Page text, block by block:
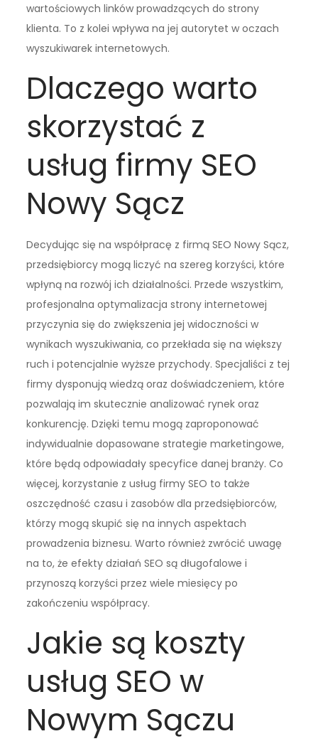
wartościowych linków prowadzących do strony
klienta. To z kolei wpływa na jej autorytet w oczach
wyszukiwarek internetowych.
Dlaczego warto
skorzystać z
usług firmy SEO
Nowy Sącz
Decydując się na współpracę z firmą SEO Nowy Sącz,
przedsiębiorcy mogą liczyć na szereg korzyści, które
wpłyną na rozwój ich działalności. Przede wszystkim,
profesjonalna optymalizacja strony internetowej
przyczynia się do zwiększenia jej widoczności w
wynikach wyszukiwania, co przekłada się na większy
ruch i potencjalnie wyższe przychody. Specjaliści z tej
firmy dysponują wiedzą oraz doświadczeniem, które
pozwalają im skutecznie analizować rynek oraz
konkurencję. Dzięki temu mogą zaproponować
indywidualnie dopasowane strategie marketingowe,
które będą odpowiadały specyfice danej branży. Co
więcej, korzystanie z usług firmy SEO to także
oszczędność czasu i zasobów dla przedsiębiorców,
którzy mogą skupić się na innych aspektach
prowadzenia biznesu. Warto również zwrócić uwagę
na to, że efekty działań SEO są długofalowe i
przynoszą korzyści przez wiele miesięcy po
zakończeniu współpracy.
Jakie są koszty
usług SEO w
Nowym Sączu